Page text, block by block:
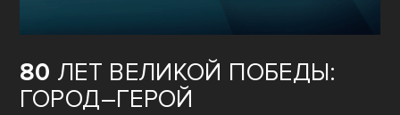
80 ЛЕТ ВЕЛИКОЙ ПОБЕДЫ:
ГОРОД–ГЕРОЙ